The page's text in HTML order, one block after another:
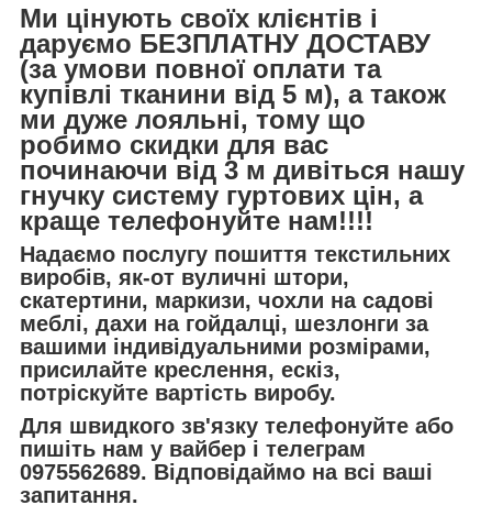
Ми цінують своїх клієнтів і
даруємо БЕЗПЛАТНУ ДОСТАВУ
(за умови повної оплати та
купівлі тканини від 5 м), а також
ми дуже лояльні, тому що
робимо скидки для вас
починаючи від 3 м дивіться нашу
гнучку систему гуртових цін, а
краще телефонуйте нам!!!!
Надаємо послугу пошиття текстильних
виробів, як-от вуличні штори,
скатертини, маркизи, чохли на садові
меблі, дахи на гойдалці, шезлонги за
вашими індивідуальними розмірами,
присилайте креслення, ескіз,
потріскуйте вартість виробу.
Для швидкого зв'язку телефонуйте або
пишіть нам у вайбер і телеграм
0975562689. Відповідаймо на всі ваші
запитання.